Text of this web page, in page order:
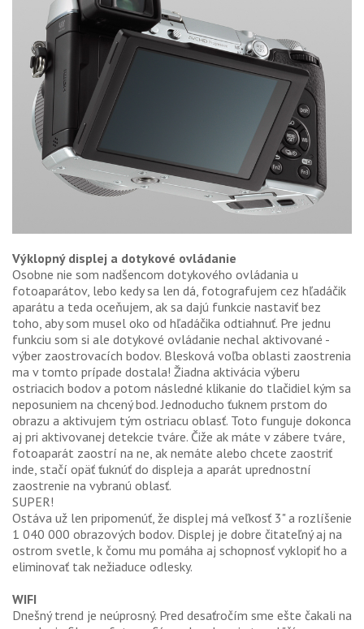
Výklopný displej a dotykové ovládanie
Osobne nie som nadšencom dotykového ovládania u
fotoaparátov, lebo kedy sa len dá, fotografujem cez hľadáčik
aparátu a teda oceňujem, ak sa dajú funkcie nastaviť bez
toho, aby som musel oko od hľadáčika odtiahnuť. Pre jednu
funkciu som si ale dotykové ovládanie nechal aktivované -
výber zaostrovacích bodov. Blesková voľba oblasti zaostrenia
ma v tomto prípade dostala! Žiadna aktivácia výberu
ostriacich bodov a potom následné klikanie do tlačidiel kým sa
neposuniem na chcený bod. Jednoducho ťuknem prstom do
obrazu a aktivujem tým ostriacu oblasť. Toto funguje dokonca
aj pri aktivovanej detekcie tváre. Čiže ak máte v zábere tváre,
fotoaparát zaostrí na ne, ak nemáte alebo chcete zaostriť
inde, stačí opäť ťuknúť do displeja a aparát uprednostní
zaostrenie na vybranú oblasť.
SUPER!
Ostáva už len pripomenúť, že displej má veľkosť 3" a rozlíšenie
1 040 000 obrazových bodov. Displej je dobre čitateľný aj na
ostrom svetle, k čomu mu pomáha aj schopnosť vyklopiť ho a
eliminovať tak nežiaduce odlesky.
WIFI
Dnešný trend je neúprosný. Pred desaťročím sme ešte čakali na